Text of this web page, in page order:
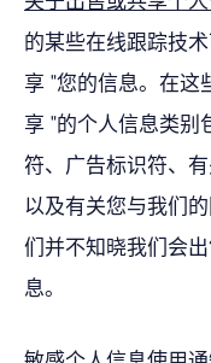
的某些在线跟踪技
享 "您的信息。在这
享 "的个人信息类别
符、广告标识符、
以及有关您与我们
们并不知晓我们会
息。